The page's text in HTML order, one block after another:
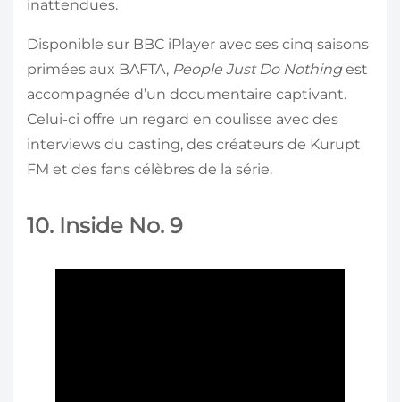
inattendues.
Disponible sur BBC iPlayer avec ses cinq saisons
primées aux BAFTA, People Just Do Nothingest
accompagnée d’un documentaire captivant.
Celui-ci offre un regard en coulisse avec des
interviews du casting, des créateurs de Kurupt
FM et des fans célèbres de la série.
10. Inside No. 9